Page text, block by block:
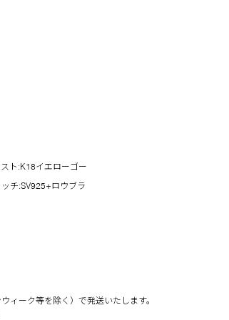
ト:K18イエローゴー
チ:SV925+ロウブラ
ーク等を除く）で発送いたします。